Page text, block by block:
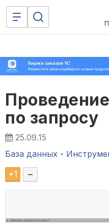
по запросу
25.09.15
База данных -
+1 –